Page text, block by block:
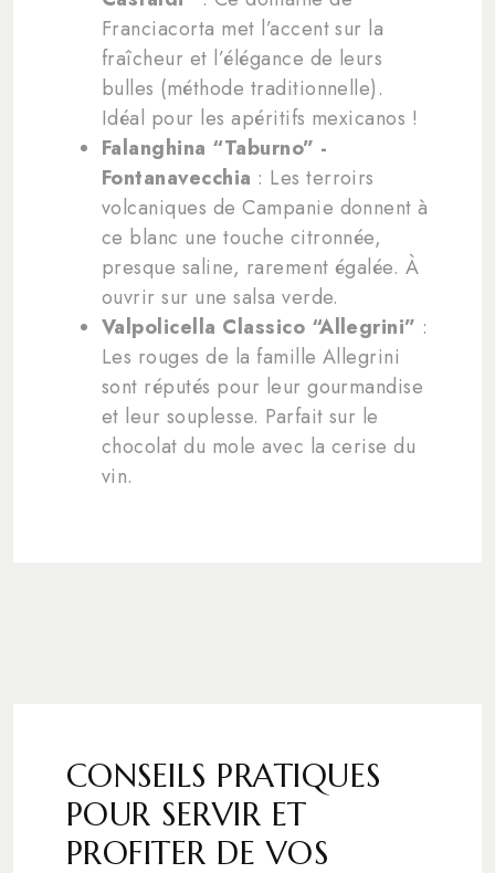
Franciacorta met l’accent sur la
fraîcheur et l’élégance de leurs
bulles (méthode traditionnelle).
Idéal pour les apéritifs mexicanos !
Falanghina “Taburno” -
Fontanavecchia : Les terroirs
volcaniques de Campanie donnent à
ce blanc une touche citronnée,
presque saline, rarement égalée. À
ouvrir sur une salsa verde.
Valpolicella Classico “Allegrini” :
Les rouges de la famille Allegrini
sont réputés pour leur gourmandise
et leur souplesse. Parfait sur le
chocolat du mole avec la cerise du
vin.
CONSEILS PRATIQUES
POUR SERVIR ET
PROFITER DE VOS